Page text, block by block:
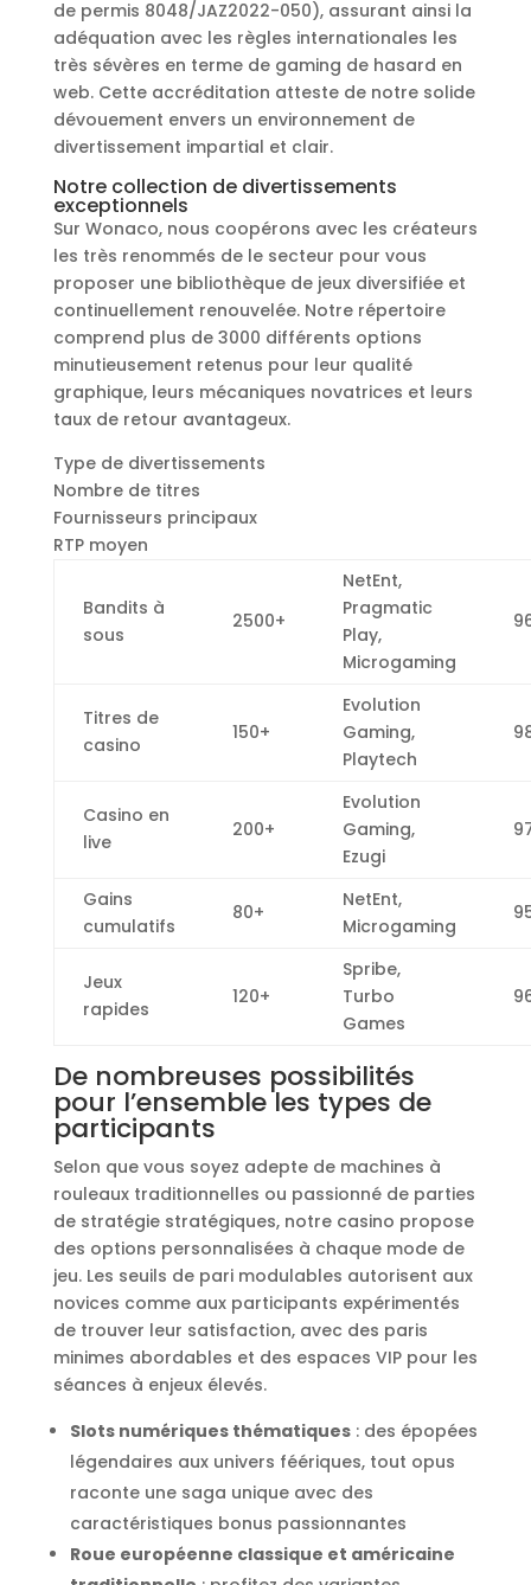
de permis 8048/JAZ2022-050), assurant ainsi la
adéquation avec les règles internationales les
très sévères en terme de gaming de hasard en
web. Cette accréditation atteste de notre solide
dévouement envers un environnement de
divertissement impartial et clair.
Notre collection de divertissements
exceptionnels
Sur Wonaco, nous coopérons avec les créateurs
les très renommés de le secteur pour vous
proposer une bibliothèque de jeux diversifiée et
continuellement renouvelée. Notre répertoire
comprend plus de 3000 différents options
minutieusement retenus pour leur qualité
graphique, leurs mécaniques novatrices et leurs
taux de retour avantageux.
Type de divertissements
Nombre de titres
Fournisseurs principaux
RTP moyen
Bandits à
sous
2500+
NetEnt,
Pragmatic
Play,
Microgaming
Titres de
casino
150+
Evolution
Gaming,
Playtech
Casino en
live
200+
Evolution
Gaming,
Ezugi
Gains
cumulatifs
80+
NetEnt,
Microgaming
Jeux
rapides
120+
Spribe,
Turbo
Games
De nombreuses possibilités
pour l’ensemble les types de
participants
Selon que vous soyez adepte de machines à
rouleaux traditionnelles ou passionné de parties
de stratégie stratégiques, notre casino propose
des options personnalisées à chaque mode de
jeu. Les seuils de pari modulables autorisent aux
novices comme aux participants expérimentés
de trouver leur satisfaction, avec des paris
minimes abordables et des espaces VIP pour les
séances à enjeux élevés.
Slots numériques thématiques: des épopées
légendaires aux univers féériques, tout opus
raconte une saga unique avec des
caractéristiques bonus passionnantes
Roue européenne classique et américaine